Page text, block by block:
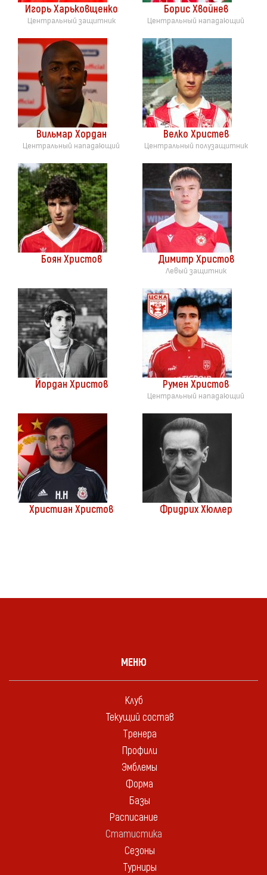
Игорь Харьковщенко
Центральный защитник
Борис Хвойнев
Центральный нападающий
Вильмар Хордан
Центральный нападающий
Велко Христев
Центральный полузащитник
Боян Христов Димитр Христов
Левый защитник
Йордан Христов Румен Христов
Центральный нападающий
Христиан Христов Фридрих Хюллер
МЕНЮ
Клуб
Текущий состав
Тренера
Профили
Эмблемы
Форма
Базы
Расписание
Статистика
Сезоны
Турниры